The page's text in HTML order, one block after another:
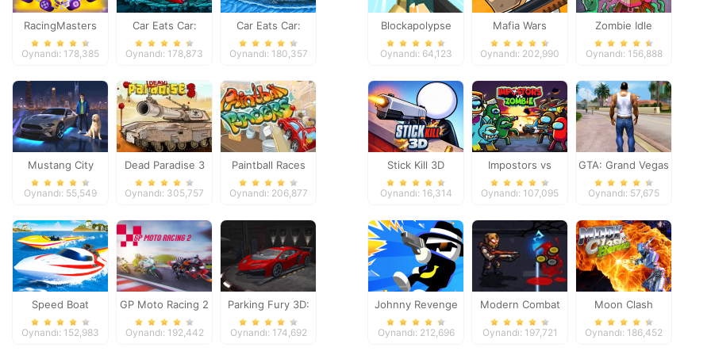
RacingMasters
Oynandı: 178,385
Car Eats Car:
Dungeon
Oynandı: 178,873
Car Eats Car:
Winter Adventure
Oynandı: 180,357
Mustang City
Driver
Oynandı: 55,549
Dead Paradise 3
Oynandı: 305,757
Paintball Races
Oynandı: 206,877
Speed Boat
Extreme Racing
Oynandı: 152,983
GP Moto Racing 2
Oynandı: 192,442
Parking Fury 3D:
Night Thief
Oynandı: 174,692
Blockapolypse
Zombie Shooter
Oynandı: 64,123
Mafia Wars
Oynandı: 202,990
Zombie Idle
Defense Online
Oynandı: 156,888
Stick Kill 3D
Oynandı: 16,314
Impostors vs
Zombies: Survival
Oynandı: 107,095
GTA: Grand Vegas
Crime
Oynandı: 57,675
Johnny Revenge
Oynandı: 212,696
Modern Combat
Defense
Oynandı: 197,721
Moon Clash
Heroes
Oynandı: 186,452